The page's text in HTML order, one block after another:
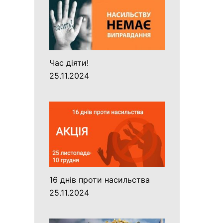
Час діяти!
25.11.2024
16 днів проти насильства
25.11.2024